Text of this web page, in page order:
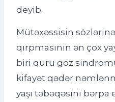
deyib.
Mütəxəssisin
qırpmasının ən çox
biri quru göz
kifayət qədər
yaşı təbəqəsini